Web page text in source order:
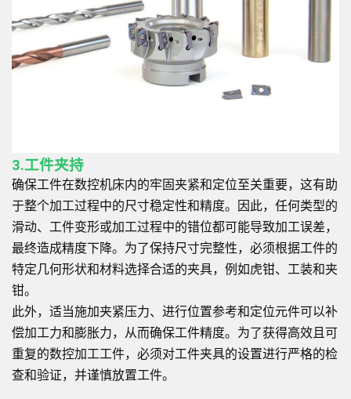
3.工件夹持
确保工件在数控机床内的牢固夹紧和定位至关重要，这有助
于整个加工过程中的尺寸稳定性和精度。因此，任何类型的
滑动、工件变形或加工过程中的错位都可能导致加工误差，
最终造成精度下降。为了保持尺寸完整性，必须根据工件的
特定几何形状和材料选择合适的夹具，例如虎钳、工装和夹
钳。
此外，适当施加夹紧压力、进行位置参考和定位元件可以补
偿加工力和膨胀力，从而确保工件精度。为了获得高效且可
重复的数控加工工件，必须对工件夹具的设置进行严格的检
查和验证，并谨慎放置工件。